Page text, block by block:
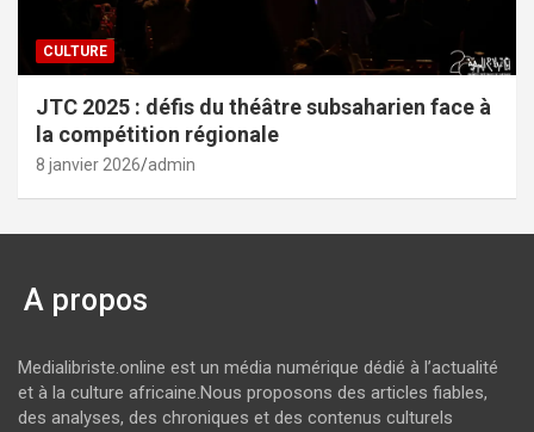
CULTURE
JTC 2025 : défis du théâtre subsaharien face à
la compétition régionale
8 janvier 2026 admin
A propos
Medialibriste.online est un média numérique dédié à l’actualité
et à la culture africaine.Nous proposons des articles fiables,
des analyses, des chroniques et des contenus culturels